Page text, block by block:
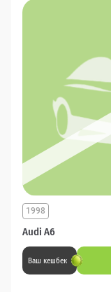
Audi A6
1998
Ваш кешбек